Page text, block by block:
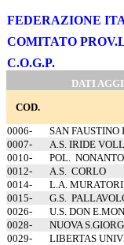
FEDERAZIONE
COMITATO
C.O.G.P.
DATI
COD.
0006-
SAN FAUSTINO
0007-
A.S. IRIDE
0010-
POL.
0012-
A.S. CORLO
0014-
L.A.
0015-
G.S.
0026-
U.S. DON
0028-
NUOVA
0029-
LIBERTAS